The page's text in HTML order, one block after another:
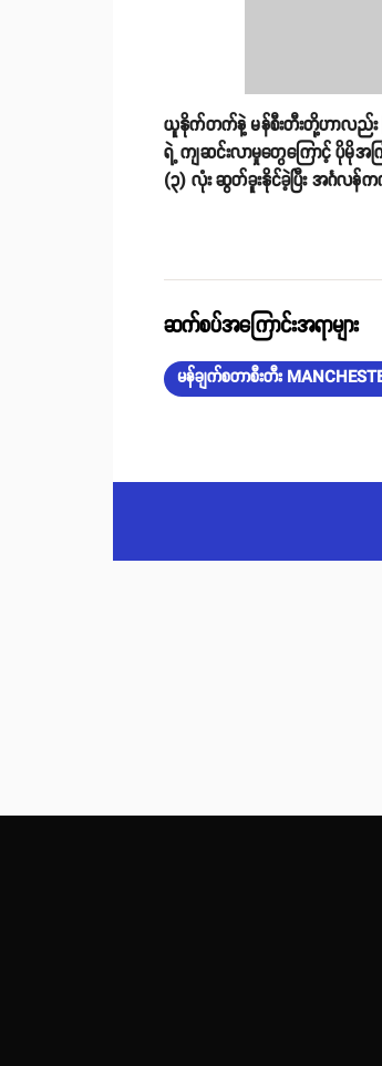
ယူနိုက်တက်နဲ့ မန်စီးတီးတို့ဟာလည်း မ
ရဲ့ ကျဆင်းလာမှုတွေကြောင့် ပိုမိုအ
(၃) လုံး ဆွတ်ခူးနိုင်ခဲ့ပြီး အင်္ဂ
ဆက်စပ်အကြောင်းအရာများ
မန်ချက်စတာစီးတီး